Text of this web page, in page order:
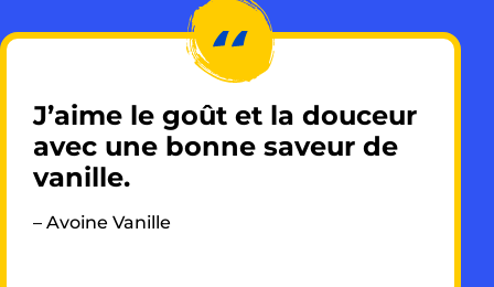
J’aime le goût et la douceur
avec une bonne saveur de
vanille.
– Avoine Vanille